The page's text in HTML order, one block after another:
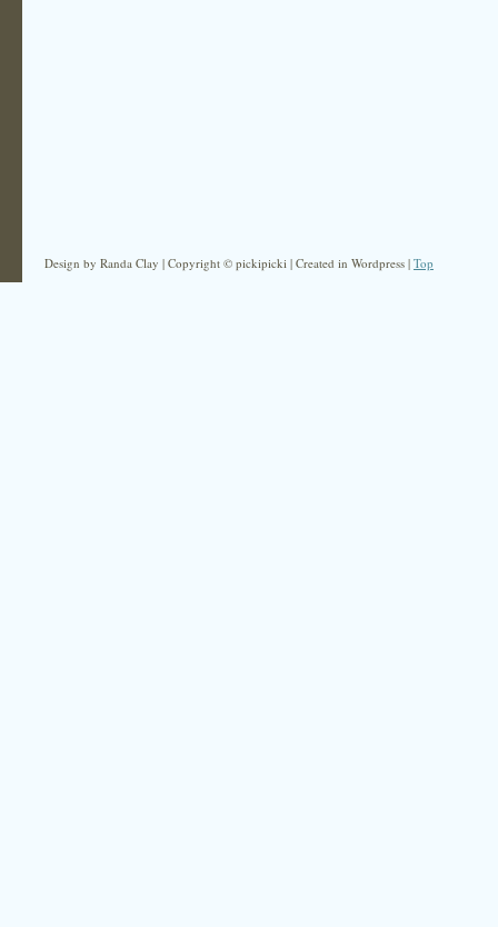
Design by Randa Clay | Copyright © pickipicki | Created in Wordpress | Top